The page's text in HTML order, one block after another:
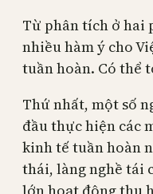
Từ phân tích ở hai
nhiều hàm ý cho
tuần hoàn. Có thể
Thứ nhất, một số
đầu thực hiện các
kinh tế tuần hoàn
thái, làng nghề tái